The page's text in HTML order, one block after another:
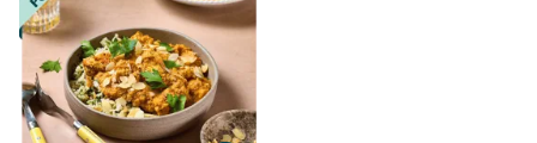
Geschikt voor een medisch
afvaltraject, zoals GLP1
(mounjarno/ozempic/wegovy/saxenda)
of een maagverkleining.